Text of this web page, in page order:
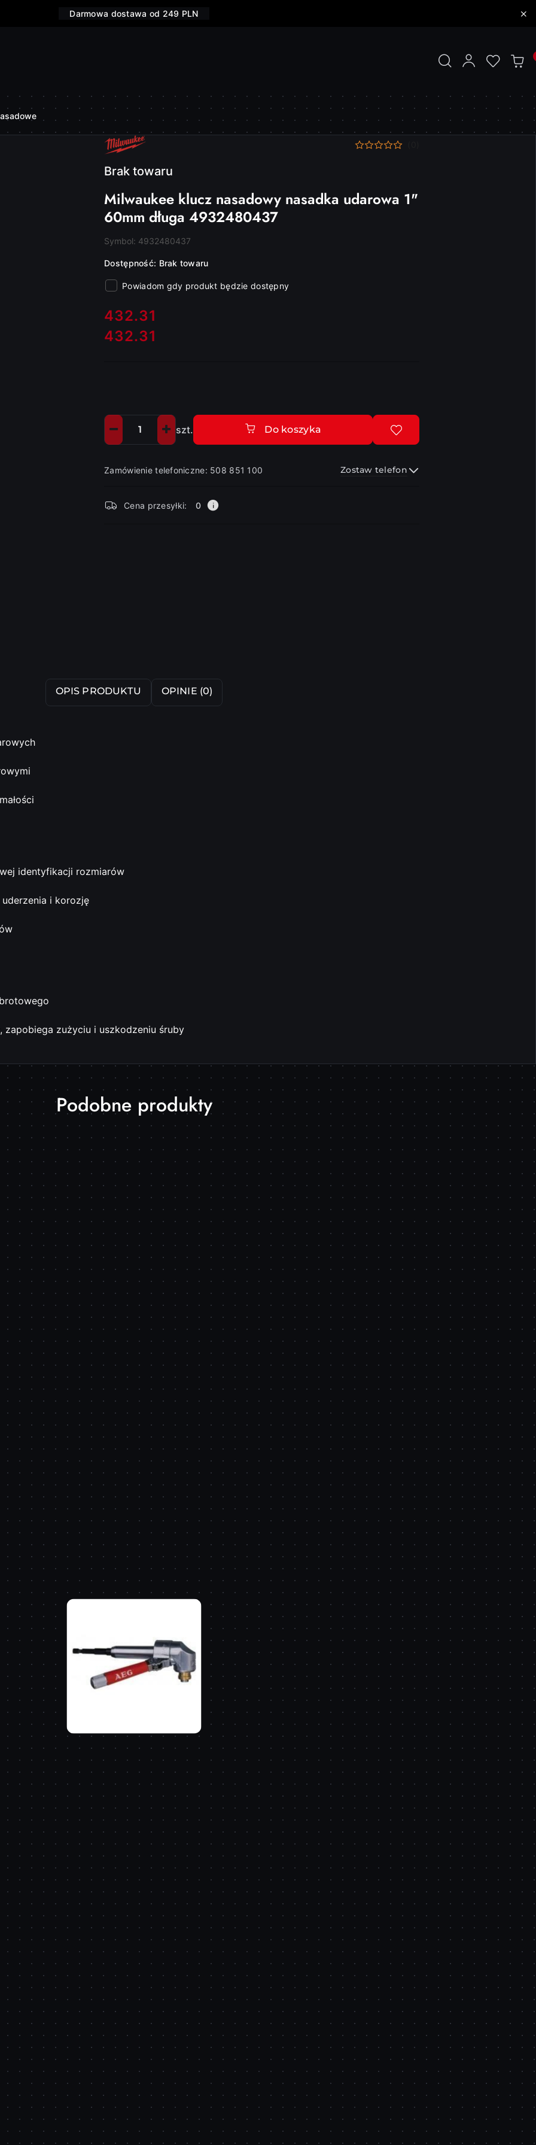
Darmowa dostawa od 249 PLN
NAZWA
PRODUCENTA:
MILWAUKEE
Brak towaru
Milwaukee klucz nasadowy nasadka udarowa 1"
60mm długa 4932480437
Symbol: 4932480437
Dostępność: Brak towaru
Powiadom gdy produkt będzie dostępny
cena:
432.31
Cena:
432.31
Ilość szt. Do koszyka
Zamówienie telefoniczne: 508 851 100 Zostaw telefon
Dostępność
i
Cena przesyłki: 0
OPIS PRODUKTU OPINIE (0)
identyfikacji rozmiarów
i korozję
zapobiega zużyciu i uszkodzeniu śruby
Produkty
o
statusie:
Podobne produkty